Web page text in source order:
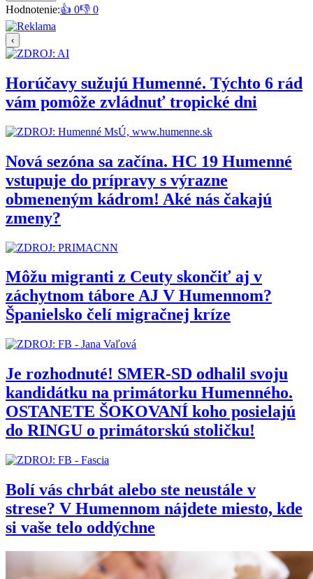
Hodnotenie:👍 0👎 0
‹
Horúčavy sužujú Humenné. Týchto 6 rád
vám pomôže zvládnuť tropické dni
Nová sezóna sa začína. HC 19 Humenné
vstupuje do prípravy s výrazne
obmeneným kádrom! Aké nás čakajú
zmeny?
Môžu migranti z Ceuty skončiť aj v
záchytnom tábore AJ V Humennom?
Španielsko čelí migračnej kríze
Je rozhodnuté! SMER-SD odhalil svoju
kandidátku na primátorku Humenného.
OSTANETE ŠOKOVANÍ koho posielajú
do RINGU o primátorskú stoličku!
Bolí vás chrbát alebo ste neustále v
strese? V Humennom nájdete miesto, kde
si vaše telo oddýchne